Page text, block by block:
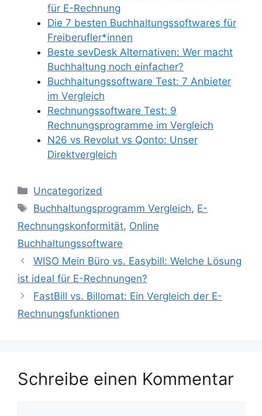
für E-Rechnung
Die 7 besten Buchhaltungssoftwares für
Freiberufler*innen
Beste sevDesk Alternativen: Wer macht
Buchhaltung noch einfacher?
Buchhaltungssoftware Test: 7 Anbieter
im Vergleich
Rechnungssoftware Test: 9
Rechnungsprogramme im Vergleich
N26 vs Revolut vs Qonto: Unser
Direktvergleich
Kategorien
Uncategorized
Schlagwörter
Buchhaltungsprogramm Vergleich, E-
Rechnungskonformität, Online
Buchhaltungssoftware
WISO Mein Büro vs. Easybill: Welche Lösung
ist ideal für E-Rechnungen?
FastBill vs. Billomat: Ein Vergleich der E-
Rechnungsfunktionen
Schreibe einen Kommentar